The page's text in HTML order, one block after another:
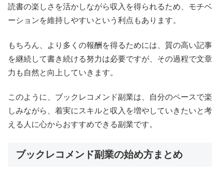
読書の楽しさを活かしながら収入を得られるため、モチベ
ーションを維持しやすいという利点もあります。
もちろん、より多くの報酬を得るためには、質の高い記事
を継続して書き続ける努力は必要ですが、その過程で文章
力も自然と向上していきます。
このように、ブックレコメンド副業は、自分のペースで楽
しみながら、着実にスキルと収入を増やしていきたいと考
える人に心からおすすめできる副業です。
ブックレコメンド副業の始め方まとめ